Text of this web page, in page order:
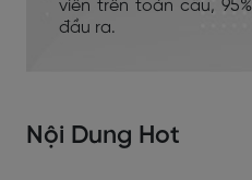
viên trên toàn cầu,
đầu ra.
Nội Dung Hot